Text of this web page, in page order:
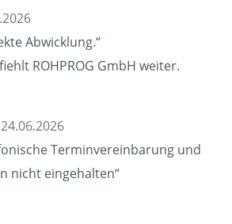
Abwicklung.“
ROHPROG GmbH weiter.
Terminvereinbarung und
nicht eingehalten“